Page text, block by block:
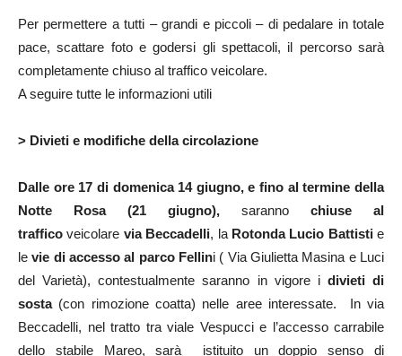
Per permettere a tutti – grandi e piccoli – di pedalare in totale
pace, scattare foto e godersi gli spettacoli, il percorso sarà
completamente chiuso al traffico veicolare.
A seguire tutte le informazioni utili
> Divieti e modifiche della circolazione
Dalle ore 17 di domenica 14 giugno, e fino al termine della
Notte Rosa (21 giugno), saranno chiuse al
traffico veicolare via Beccadelli, la Rotonda Lucio Battistie
levie di accesso al parco Fellini ( Via Giulietta Masina e Luci
del Varietà), contestualmente saranno in vigore i divieti di
sosta(con rimozione coatta) nelle aree interessate. In via
Beccadelli, nel tratto tra viale Vespucci e l’accesso carrabile
dello stabile Mareo, sarà istituito un doppio senso di